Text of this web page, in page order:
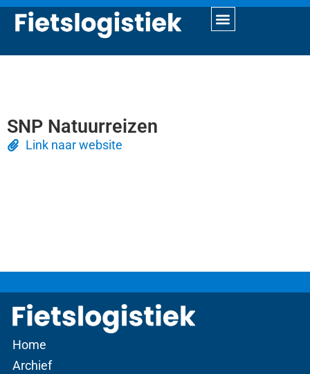
SNP Natuurreizen
Link naar website
Home
Archief